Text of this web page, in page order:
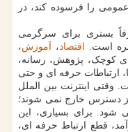
را فرسوده کند، در
بستری برای سرگرمی
است.
اقتصاد ، آموزش،
کوچک، پژوهش، رسانه،
ارتباطات حرفه ای و حتی
اینترنت بین الملل
دسترس خارج نمی شوند؛
برای بسیاری، این
قطع ارتباط حرفه ای،